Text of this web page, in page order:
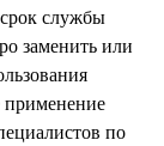
срок службы
заменить или
применение
по